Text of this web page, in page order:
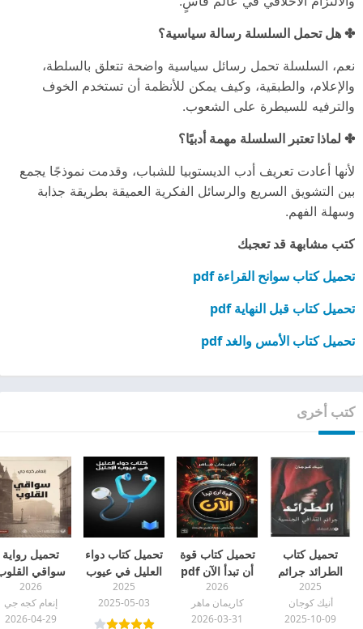
✤ هل تحمل السلسلة رسالة سياسية؟
نعم، السلسلة تحمل رسائل سياسية واضحة تتعلق بالسلطة،
والإعلام، والطبقية، وكيف يمكن للأنظمة أن تستخدم الخوف
والترفيه للسيطرة على الشعوب.
✤ لماذا تعتبر السلسلة مهمة أدبيًا؟
لأنها أعادت تعريف أدب الديستوبيا للشباب، وقدمت نموذجًا يجمع
بين التشويق السريع والرسائل الفكرية العميقة بطريقة جذابة
وسهلة الفهم.
كتب مشابهة قد تعجبك
تحميل كتاب سوانح القراءة pdf
تحميل كتاب قبل النهاية pdf
تحميل كتاب الأمس والغد pdf
كتب أخرى
تحميل كتاب
الطرائد جرائم
القذافي الجنسية
pdf
2025
أنيك كوجان
2025-10-09
تحميل كتاب قوة
أن تبدأ الآن pdf
2026
كاريمان ماهر
2026-03-31
تحميل كتاب دواء
العليل في عيوب
الإحليل pdf
2025
2025-05-03
تحميل رواية
سواقي
pdf
2026
إنعام كجه جي
2026-04-29